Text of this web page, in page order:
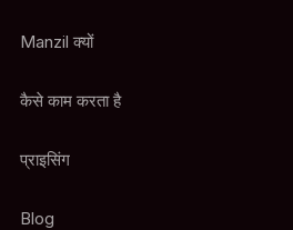
Manzil क्यों
कैसे काम करता है
प्राइसिंग
Blog